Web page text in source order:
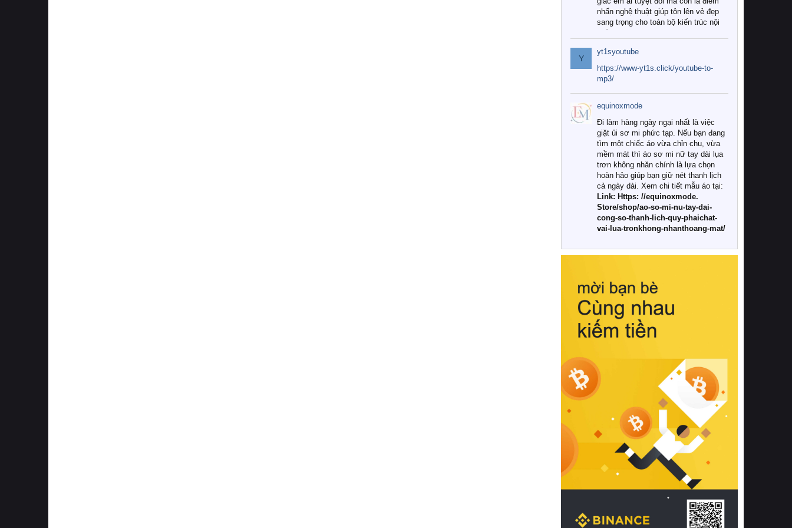
nhấn nghệ thuật giúp tôn lên vẻ đẹp
sang trọng cho toàn bộ kiến trúc nội
Tuy nhiên, giữa thị trường đa dạng
với vô vàn thương hiệu và mẫu mã
như hiện nay, làm thế nào để chọn
được những bộ chăn ga gối đệm cao
cấp thực sự chất lượng, phù hợp với
khí hậu và nhu cầu sử dụng của gia
đình? Hãy cùng chúng tôi đi tìm lời
giải đáp chi tiết qua bài viết dưới đây.
1. Tại sao các gia đình hiện đại lại ưa
chuộng chăn ga gối đệm cao cấp?
Khác với các dòng sản phẩm thông
thường, những bộ chăn ga gối đệm
cao cấp trải qua quy trình sản xuất
nghiêm ngặt từ khâu chọn lọc nguyên
liệu tự nhiên đến công nghệ dệt
nhuộm hiện đại không chứa hóa chất
này, bạn sẽ cảm nhận rõ rệt sự khác
hồi chuẩn xác của phần đệm nâng đỡ
cột sống.
Bên cạnh đó, việc lựa chọn các dòng
sản phẩm đạt chuẩn chất lượng quốc
tế còn giúp ngăn ngừa tình trạng kích
khuẩn và nấm mốc trong điều kiện
thời tiết nóng ẩm. Bạn có thể tìm hiểu
thêm các nghiên cứu khoa học về tác
động của giấc ngủ và môi trường
phòng ngủ đối với sức khỏe con
người tại Sleep Foundation (External
Link) để có cái nhìn toàn diện hơn.
2. Các tiêu chí vàng khi lựa chọn
chăn ga gối đệm cao cấp cho phòng
ngủ
Để sở hữu một bộ chăn ga gối đệm
cao cấp hoàn hảo cả về thẩm mỹ lẫn
công năng, người tiêu dùng cần cân
nhắc kỹ lưỡng các tiêu chí quan trọng
Y
yt1syoutube
https://www-yt1s.click/youtube-to-
mp3/
equinoxmode
Đi làm hàng ngày ngại nhất là việc
giặt ủi sơ mi phức tạp. Nếu bạn đang
tìm một chiếc áo vừa chỉn chu, vừa
mềm mát thì áo sơ mi nữ tay dài lụa
trơn không nhăn chính là lựa chọn
hoàn hảo giúp bạn giữ nét thanh lịch
cả ngày dài. Xem chi tiết mẫu áo tại:
Link: Https: //equinoxmode.
Store/shop/ao-so-mi-nu-tay-dai-
cong-so-thanh-lich-quy-phaichat-
vai-lua-tronkhong-nhanthoang-mat/